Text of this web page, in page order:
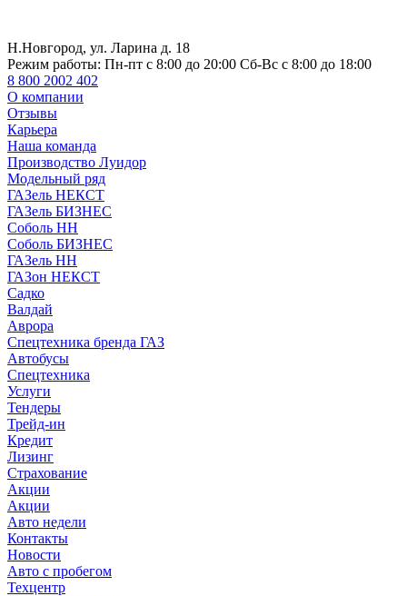
Н.Новгород, ул. Ларина д. 18
Режим работы: Пн-пт с 8:00 до 20:00 Сб-Вс с 8:00 до 18:00
8 800 2002 402
О компании
Отзывы
Карьера
Наша команда
Производство Луидор
Модельный ряд
ГАЗель НЕКСТ
ГАЗель БИЗНЕС
Соболь НН
Соболь БИЗНЕС
ГАЗель НН
ГАЗон НЕКСТ
Садко
Валдай
Аврора
Спецтехника бренда ГАЗ
Автобусы
Спецтехника
Услуги
Тендеры
Трейд-ин
Кредит
Лизинг
Страхование
Акции
Акции
Авто недели
Контакты
Новости
Авто с пробегом
Техцентр